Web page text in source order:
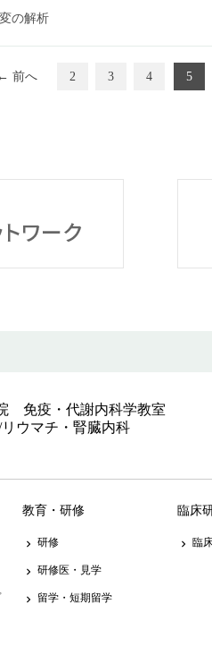
の解析
← 前へ 2 3 4 5
免疫・代謝内科学教室
ウマチ・腎臓内科
教育・研修
keyboard_arrow_right 研修
keyboard_arrow_right 研修医・見学
keyboard_arrow_right 留学・短期留学
臨床
keyboard_arrow_right 臨